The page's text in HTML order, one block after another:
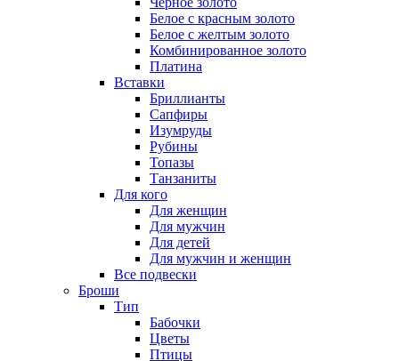
Белое с красным золото
Белое с желтым золото
Комбинированное золото
Платина
Вставки
Бриллианты
Сапфиры
Изумруды
Рубины
Топазы
Танзаниты
Для кого
Для женщин
Для мужчин
Для детей
Для мужчин и женщин
Все подвески
Броши
Тип
Бабочки
Цветы
Птицы